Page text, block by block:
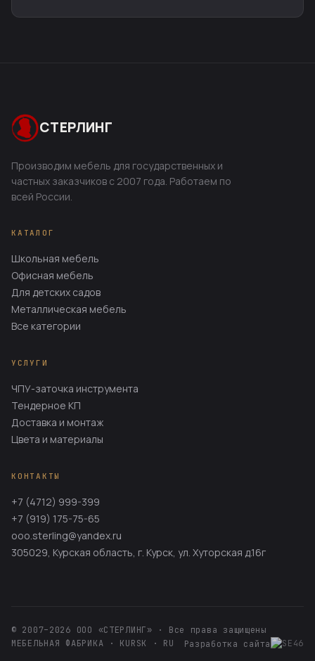
СТЕРЛИНГ
Производим мебель для государственных и
частных заказчиков с 2007 года. Работаем по
всей России.
КАТАЛОГ
Школьная мебель
Офисная мебель
Для детских садов
Металлическая мебель
Все категории
УСЛУГИ
ЧПУ-заточка инструмента
Тендерное КП
Доставка и монтаж
Цвета и материалы
КОНТАКТЫ
+7 (4712) 999-399
+7 (919) 175-75-65
ooo.sterling@yandex.ru
305029, Курская область, г. Курск, ул. Хуторская д.16г
© 2007–2026 ООО «СТЕРЛИНГ» · Все права защищены
МЕБЕЛЬНАЯ ФАБРИКА · KURSK · RU
Разработка сайта